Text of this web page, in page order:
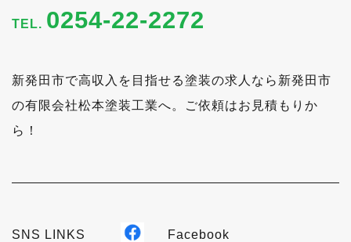
TEL. 0254-22-2272
新発田市で高収入を目指せる塗装の求人なら新発田市
の有限会社松本塗装工業へ。ご依頼はお見積もりか
ら！
SNS LINKS Facebook